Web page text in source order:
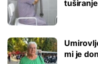
tuširanje
mi je